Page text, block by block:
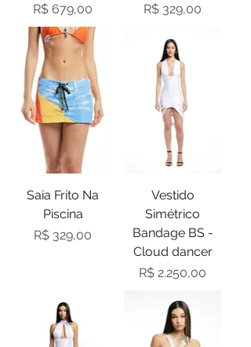
Preço
R$ 679,00
Preço
R$ 329,00
Saia Frito Na
Piscina
Preço
R$ 329,00
Vestido
Simétrico
Bandage BS -
Cloud dancer
Preço
R$ 2.250,00